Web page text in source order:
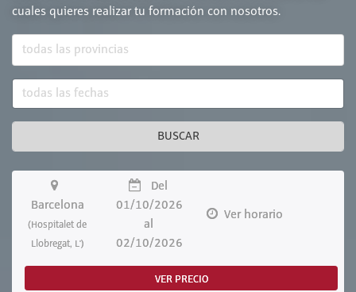
cuales quieres realizar tu formación con nosotros.
BUSCAR
Barcelona
(Hospitalet de
Llobregat, L')
Del
01/10/2026
al
02/10/2026
Ver horario
VER PRECIO